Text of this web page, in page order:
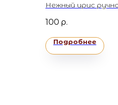
Нежный ирис
солью
100 р.
Подробнее